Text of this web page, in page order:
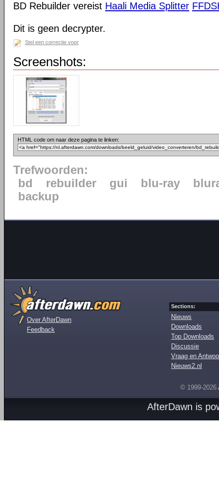
BD Rebuilder vereist Haali Media Splitter
Dit is geen decrypter.
Stel een correctie voor
Screenshots:
HTML code om naar deze pagina te linken:
Trefwoorden:
bd
rebuilder gui blu-ray
backup
Over AfterDawn
Feedback
Sections:
Nieuws
Downloads
Top Downloads
Discussie
Vraag en
Nieuws2.nl
© 1999-2026
AfterDawn is